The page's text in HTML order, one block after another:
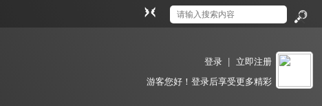
索
登录
立即注册
游客您好！登录后享受更多精彩